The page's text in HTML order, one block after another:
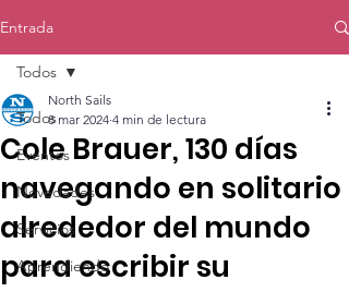
Entrada
Todos
Eventos
Novedades
Servicios
Aprendiendo
Todos
Cole Brauer, 130 días
navegando en solitario
alrededor del mundo
para escribir su
North Sails
8 mar 2024 4 min de lectura